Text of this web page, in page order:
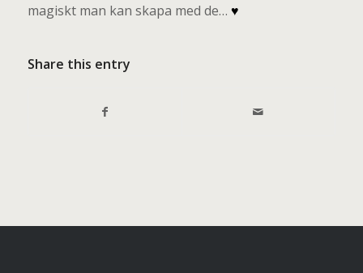
magiskt man kan skapa med de… ♥
Share this entry